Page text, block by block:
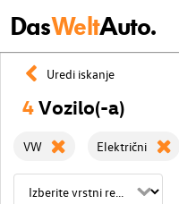
DasWeltAuto.
Uredi iskanje
4Vozilo(-a)
VW Električni